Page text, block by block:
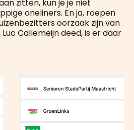
zitten, kun je je niet
oneliners. En ja, roepen
oorzaak zijn van
Callemeijn deed, is er daar